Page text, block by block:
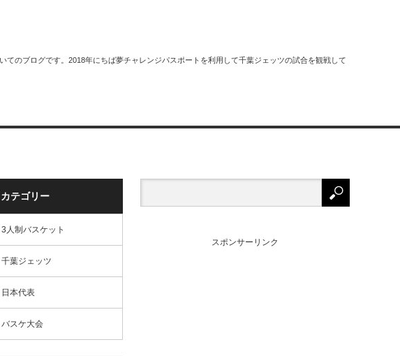
のブログです。2018年にちば夢チャレンジパスポートを利用して千葉ジェッツの試合を観戦して
カテゴリー
3人制バスケット
千葉ジェッツ
日本代表
バスケ大会
スポンサーリンク